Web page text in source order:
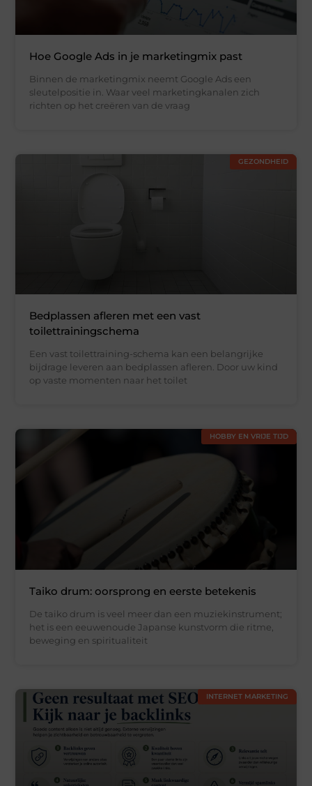
Hoe Google Ads in je marketingmix past
Binnen de marketingmix neemt Google Ads een
sleutelpositie in. Waar veel marketingkanalen zich
richten op het creëren van de vraag
GEZONDHEID
Bedplassen afleren met een vast
toilettrainingschema
Een vast toilettraining-schema kan een belangrijke
bijdrage leveren aan bedplassen afleren. Door uw kind
op vaste momenten naar het toilet
HOBBY EN VRIJE TIJD
Taiko drum: oorsprong en eerste betekenis
De taiko drum is veel meer dan een muziekinstrument;
het is een eeuwenoude Japanse kunstvorm die ritme,
beweging en spiritualiteit
INTERNET MARKETING